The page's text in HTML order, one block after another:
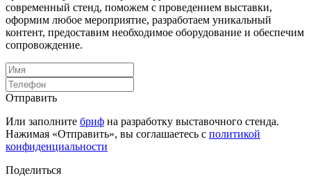
современный стенд, поможем с проведением выставки,
оформим любое мероприятие, разработаем уникальный
контент, предоставим необходимое оборудование и обеспечим
сопровождение.
Отправить
Или заполните бриф на разработку выставочного стенда.
Нажимая «Отправить», вы соглашаетесь с политикой
конфиденциальности
Поделиться